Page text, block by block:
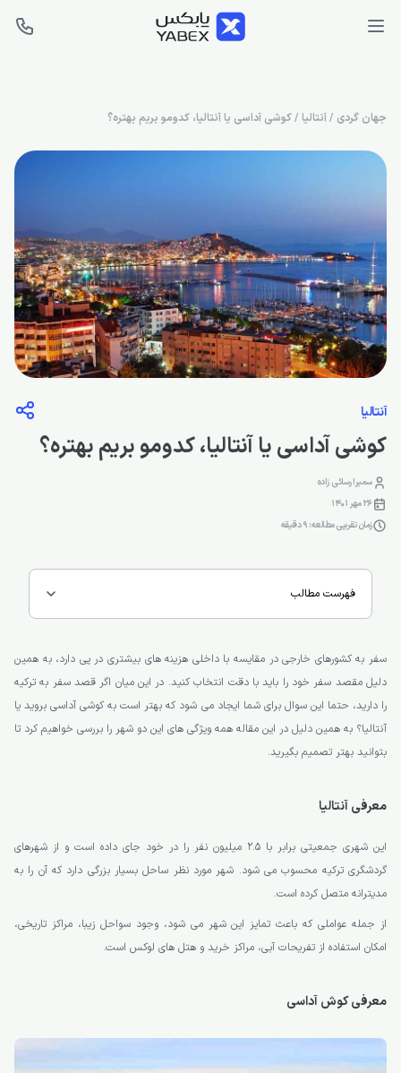
جهان گردی /آنتالیا /کوشی آداسی یا آنتالیا، کدومو بریم بهتره؟
آنتالیا
کوشی آداسی یا آنتالیا، کدومو بریم بهتره؟
سمیرا رسائی زاده
26 مهر 1401
زمان تقریبی مطالعه: 9 دقیقه
فهرست مطالب
سفر به کشورهای خارجی در مقایسه با داخلی هزینه های بیشتری در پی دارد، به همین
دلیل مقصد سفر خود را باید با دقت انتخاب کنید. در این میان اگر قصد سفر به ترکیه
را دارید، حتما این سوال برای شما ایجاد می شود که بهتر است به کوشی آداسی بروید یا
آنتالیا؟ به همین دلیل در این مقاله همه ویژگی های این دو شهر را بررسی خواهیم کرد تا
بتوانید بهتر تصمیم بگیرید.
معرفی آنتالیا
این شهری جمعیتی برابر با 2.5 میلیون نفر را در خود جای داده است و از شهرهای
گردشگری ترکیه محسوب می شود. شهر مورد نظر ساحل بسیار بزرگی دارد که آن را به
مدیترانه متصل کرده است.
از جمله عواملی که باعث تمایز این شهر می شود، وجود سواحل زیبا، مراکز تاریخی،
امکان استفاده از تفریحات آبی، مراکز خرید و هتل های لوکس است.
معرفی کوش آداسی